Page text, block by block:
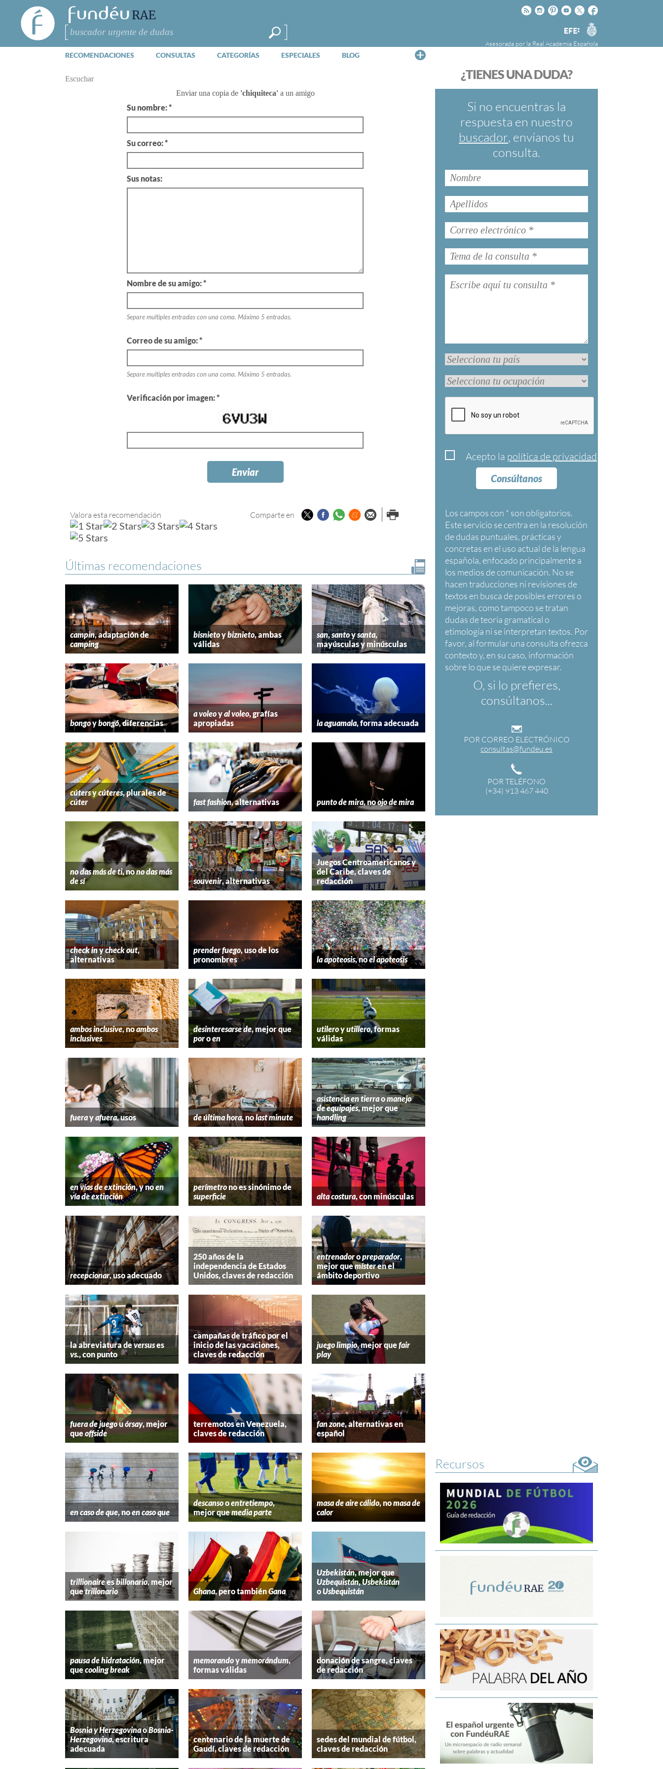
FundéuRAE
- Fundación
del Español
Urgente
Buscar
Facebook
Twitter
Youtube
Pinteres
Instagram
Rss
Agencia
EFE
Asesorada por la Real Academia Española
RECOMENDACIONES CONSULTAS CATEGORÍAS ESPECIALES BLOG
FundéuRAE es una fundación patrocinada por
cuyo objetivo es colaborar con el buen uso del
español en los medios de comunicación y en
Internet.
¿TIENES UNA DUDA?
Si no encuentras la
respuesta en nuestro
buscador, envíanos tu
consulta.
Acepto la política de privacidad
Consúltanos
Los campos con * son obligatorios
O, si lo prefieres,
consúltanos...
POR CORREO ELECTRÓNICO
consultas@fundeu.es
POR TELÉFONO
(+34) 913 467 440
Escuchar
Enviar una copia de 'chiquiteca'a un amigo
Su nombre: *
Su correo: *
Sus notas:
Nombre de su amigo: *
Separe multiples entradas con una coma. Máximo 5 entradas.
Correo de su amigo: *
Separe multiples entradas con una coma. Máximo 5 entradas.
Verificación por imagen: *
Valora esta recomendación Comparte en TwitterFacebook
Whatsapp
Menéame
Enviar porImprimir
Últimas recomendaciones
campin, adaptación de
camping
bisnietoybiznieto, ambas
válidas
san,santoysanta,
mayúsculas y minúsculas
bongoybongó, diferencias
a voleoyal voleo, grafías
apropiadas
la aguamala, forma adecuada
cútersycúteres, plurales de
cúter
fast fashion, alternativas punto de mira, noojo de mira
no das más de ti, nono das más
de sí
souvenir, alternativas
Juegos Centroamericanos y
del Caribe, claves de
redacción
check inycheck out,
alternativas
prender fuego, uso de los
pronombres
la apoteosis, noel apoteosis
ambos inclusive, noambos
inclusives
desinteresarse de, mejor que
poroen
utileroyutillero, formas
válidas
fuerayafuera, usos de última hora, nolast minute
asistencia en tierraomanejo
de equipajes, mejor que
handling
en vías de extinción, y noen
vía de extinción
perímetrono es sinónimo de
superficie
alta costura, con minúsculas
recepcionar, uso adecuado
250 años de la
independencia de Estados
Unidos, claves de redacción
entrenadoropreparador,
mejor quemísteren el
ámbito deportivo
la abreviatura deversuses
vs., con punto
campañas de tráfico por el
inicio de las vacaciones,
claves de redacción
juego limpio, mejor quefair
play
fuera de juegouórsay, mejor
queoffside
terremotos en Venezuela,
claves de redacción
fan zone, alternativas en
español
en caso de que, noen caso que
descansooentretiempo,
mejor quemedia parte
masa de aire cálido, nomasa de
calor
trillionaireesbillonario, mejor
quetrillonario Ghana, pero tambiénGana
Uzbekistán, mejor que
Uzbequistán,Usbekistán
oUsbequistán
pausa de hidratación, mejor
quecooling break
memorandoymemorándum,
formas válidas
donación de sangre, claves
de redacción
Bosnia y HerzegovinaoBosnia-
Herzegovina, escritura
adecuada
centenario de la muerte de
Gaudí, claves de redacción
sedes del mundial de fútbol,
claves de redacción
Recursos